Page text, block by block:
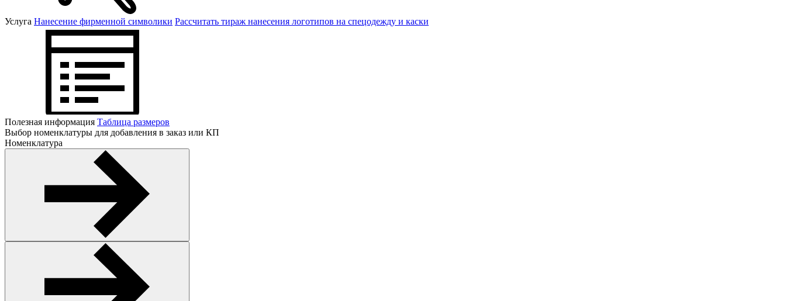
Услуга Нанесение фирменной символики Рассчитать тираж нанесения логотипов на спецодежду и каски
Полезная информация Таблица размеров
Выбор номенклатуры для добавления в заказ или КП
Номенклатура